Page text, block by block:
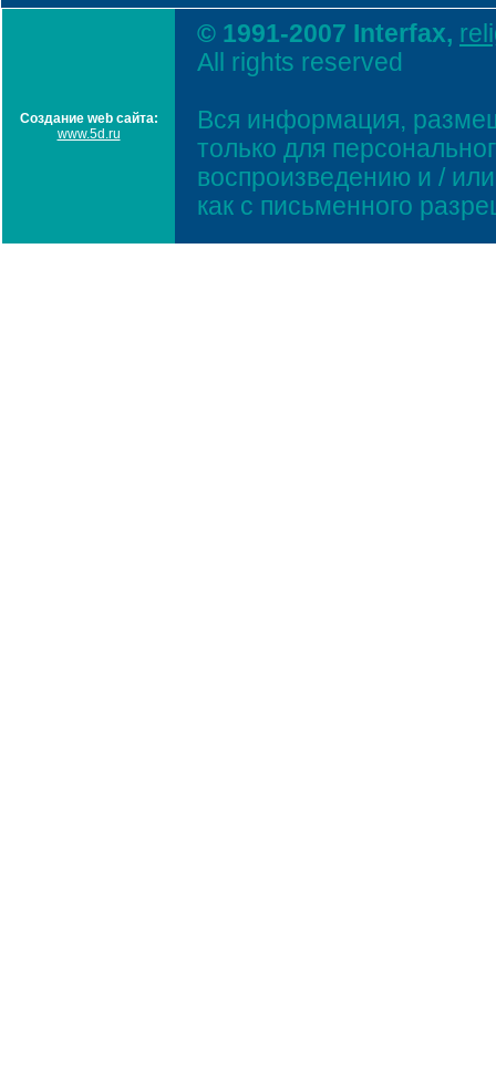
Создание web сайта:
www.5d.ru
© 1991-2007 Interfax,
All rights reserved
Вся информация,
только для
воспроизведению и /
как с письменного